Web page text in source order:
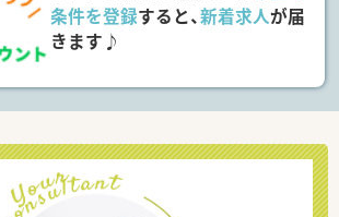
条件を登録すると、新着求人が届
きます♪